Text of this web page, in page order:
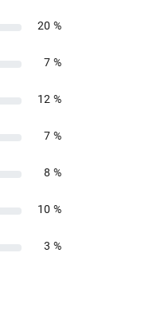
20 %
7 %
12 %
7 %
8 %
10 %
3 %